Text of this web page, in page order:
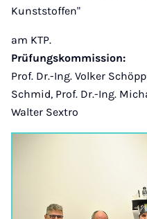
Kunststoffen"
am KTP.
Prüfungskommission:
Prof. Dr.-Ing. Volker
Schmid, Prof. Dr.-Ing.
Walter Sextro